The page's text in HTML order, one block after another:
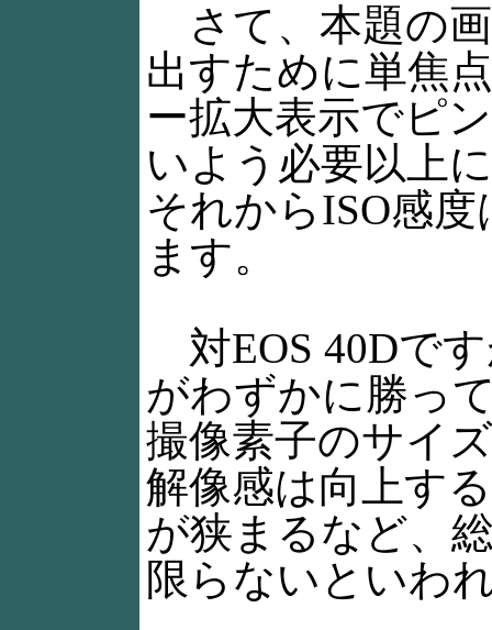
さて、本題の
出すために単焦
ー拡大表示でピ
いよう必要以上
それからISO感
ます。
対EOS 40Dで
がわずかに勝っ
撮像素子のサイ
解像感は向上す
が狭まるなど、
限らないといわ